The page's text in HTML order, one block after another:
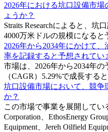
2026年における坑口設備市
ょうか？
Straits Researchによると、坑
4000万米ドルの規模になると
2026年から2034年にかけて
率を記録すると予想されてい
市場は、2026年から2034年
（CAGR）5.29%で成長する
坑口設備市場において、競
か？
この市場で事業を展開してい
Corporation、EthosEnergy
Equipment、Jereh Oilfield